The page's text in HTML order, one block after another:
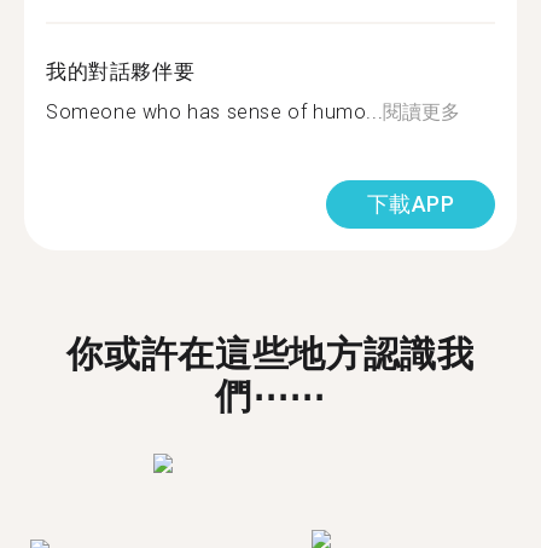
我的對話夥伴要
Someone who has sense of humo...閱讀更多
下載APP
你或許在這些地方認識我
們⋯⋯